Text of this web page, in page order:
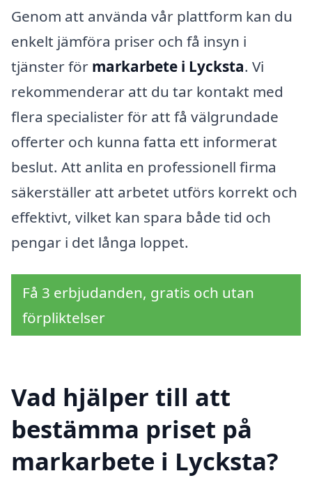
Genom att använda vår plattform kan du
enkelt jämföra priser och få insyn i
tjänster för markarbete i Lycksta. Vi
rekommenderar att du tar kontakt med
flera specialister för att få välgrundade
offerter och kunna fatta ett informerat
beslut. Att anlita en professionell firma
säkerställer att arbetet utförs korrekt och
effektivt, vilket kan spara både tid och
pengar i det långa loppet.
Få 3 erbjudanden, gratis och utan
förpliktelser
Vad hjälper till att
bestämma priset på
markarbete i Lycksta?